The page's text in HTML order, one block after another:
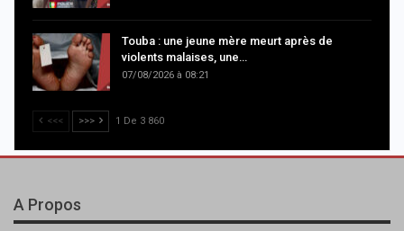
Touba : une jeune mère meurt après de
violents malaises, une…
07/08/2026 à 08:21
<<< >>> 1 De 3 860
A Propos